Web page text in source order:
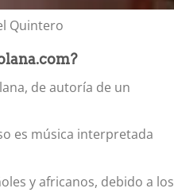
Quintero
de autoría de un
es música interpretada
y africanos, debido a los